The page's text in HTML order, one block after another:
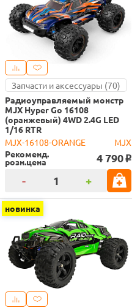
Запчасти и аксессуары (70)
Радиоуправляемый монстр
MJX Hyper Go 16108
(оранжевый) 4WD 2.4G LED
1/16 RTR
MJX-16108-ORANGE
MJX
Рекоменд.
розн.цена 4 790 o
- +
новинка